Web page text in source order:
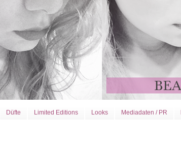
Düfte Limited Editions Looks Mediadaten / PR